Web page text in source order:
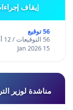
إيقاف
56 توقيع
56 التوقيعات / 12 أشهر
15 Jan 2026
مناشدة لوزير